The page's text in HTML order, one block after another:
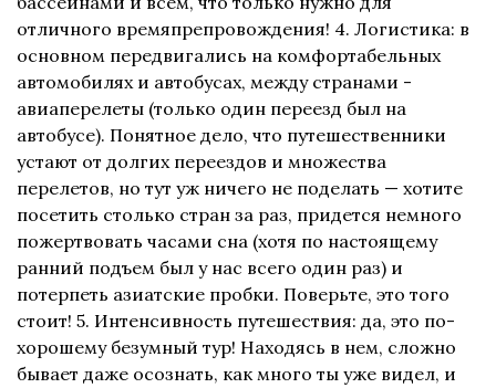
отличного времяпрепровождения! 4. Логистика: в
основном передвигались на комфортабельных
автомобилях и автобусах, между странами -
авиаперелеты (только один переезд был на
автобусе). Понятное дело, что путешественники
устают от долгих переездов и множества
перелетов, но тут уж ничего не поделать — хотите
посетить столько стран за раз, придется немного
пожертвовать часами сна (хотя по настоящему
ранний подъем был у нас всего один раз) и
потерпеть азиатские пробки. Поверьте, это того
стоит! 5. Интенсивность путешествия: да, это по-
хорошему безумный тур! Находясь в нем, сложно
бывает даже осознать, как много ты уже видел, и